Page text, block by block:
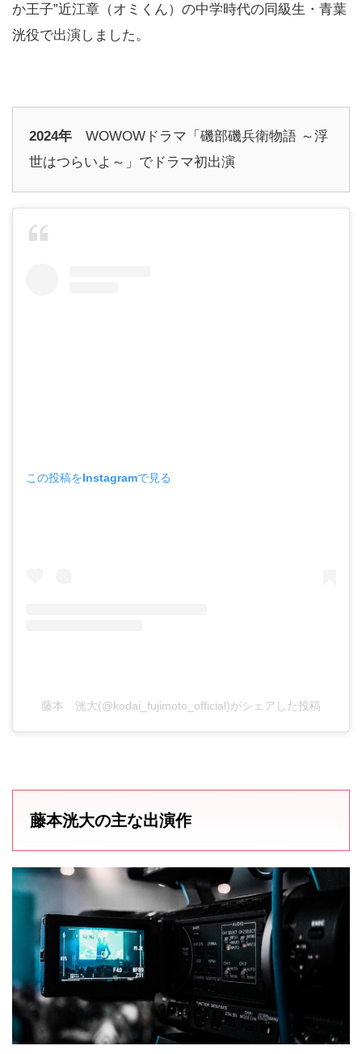
か王子”近江章（オミくん）の中学時代の同級生・青葉
洸役で出演しました。
2024年 WOWOWドラマ「磯部磯兵衛物語 ～浮
世はつらいよ～」でドラマ初出演
この投稿をInstagramで見る
藤本 洸大(@kodai_fujimoto_official)がシェアした投稿
藤本洸大の主な出演作